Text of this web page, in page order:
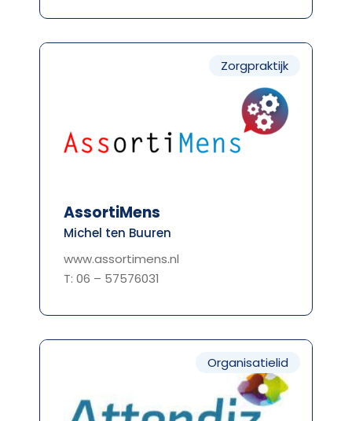
Zorgpraktijk
AssortiMens
Michel ten Buuren
www.assortimens.nl
T: 06 – 57576031
Organisatielid